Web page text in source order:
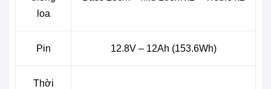
loa
Pin 12.8V – 12Ah (153.6Wh)
Thời